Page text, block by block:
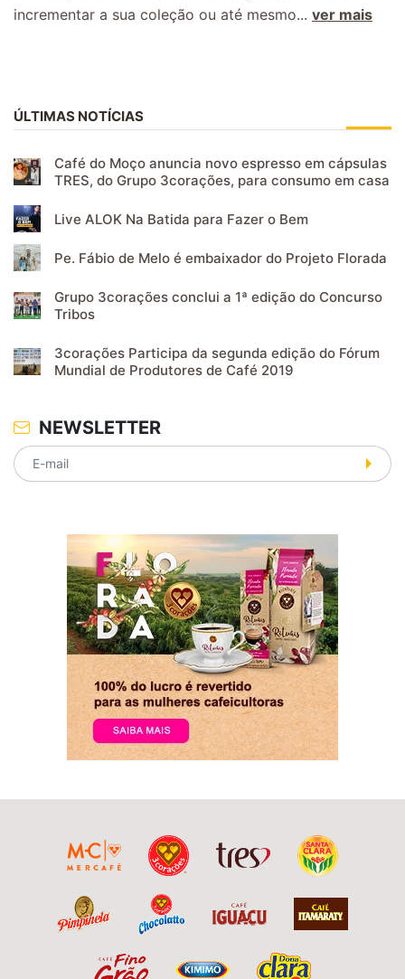
incrementar a sua coleção ou até mesmo... ver mais
ÚLTIMAS NOTÍCIAS
Café do Moço anuncia novo espresso em cápsulas
TRES, do Grupo 3corações, para consumo em casa
Live ALOK Na Batida para Fazer o Bem
Pe. Fábio de Melo é embaixador do Projeto Florada
Grupo 3corações conclui a 1ª edição do Concurso
Tribos
3corações Participa da segunda edição do Fórum
Mundial de Produtores de Café 2019
NEWSLETTER